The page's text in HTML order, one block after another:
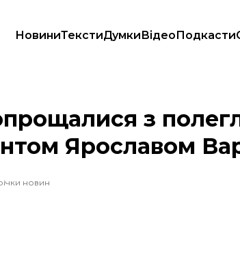
НовиниТекстиДумкиВідеоПодкасти
військовим та музикантом Ярославом Варнаком
з
Ярославом
новин